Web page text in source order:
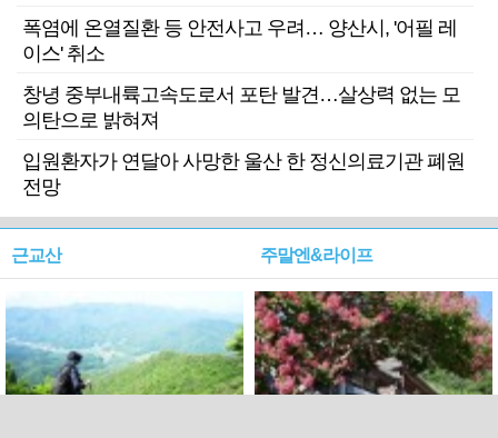
폭염에 온열질환 등 안전사고 우려… 양산시, '어필 레
이스' 취소
창녕 중부내륙고속도로서 포탄 발견…살상력 없는 모
의탄으로 밝혀져
입원환자가 연달아 사망한 울산 한 정신의료기관 폐원
전망
근교산 주말엔&라이프